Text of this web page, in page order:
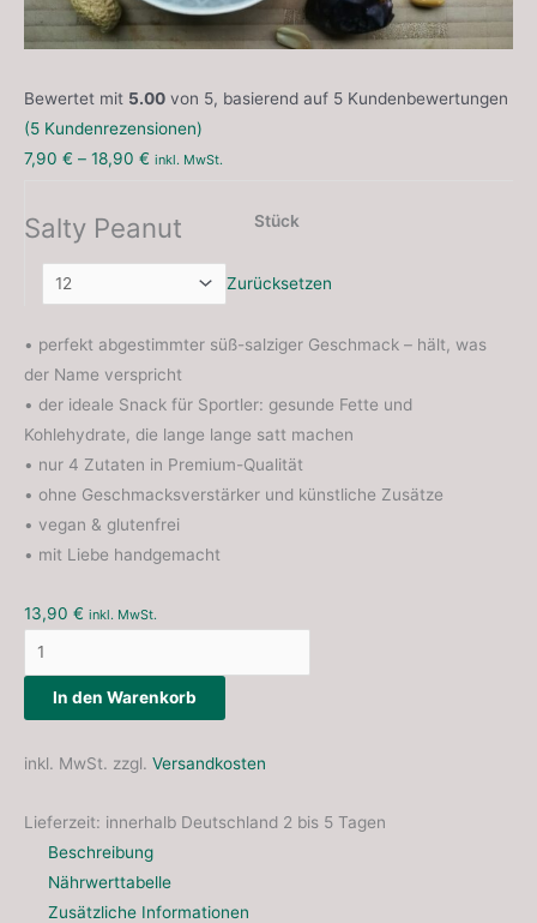
Bewertet mit 5.00 von 5, basierend auf 5 Kundenbewertungen
(5 Kundenrezensionen)
7,90 € – 18,90 € inkl. MwSt.
Salty Peanut Stück
Zurücksetzen
• perfekt abgestimmter süß-salziger Geschmack – hält, was
der Name verspricht
• der ideale Snack für Sportler: gesunde Fette und
Kohlehydrate, die lange lange satt machen
• nur 4 Zutaten in Premium-Qualität
• ohne Geschmacksverstärker und künstliche Zusätze
• vegan & glutenfrei
• mit Liebe handgemacht
13,90 € inkl. MwSt.
In den Warenkorb
inkl. MwSt. zzgl. Versandkosten
Lieferzeit: innerhalb Deutschland 2 bis 5 Tagen
Beschreibung
Nährwerttabelle
Zusätzliche Informationen